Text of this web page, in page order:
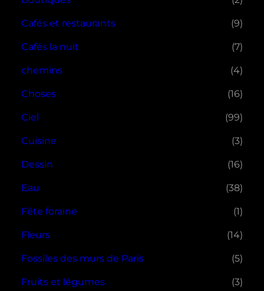
Cafés et restaurants (9)
Cafés la nuit (7)
chemins (4)
Choses (16)
Ciel (99)
Cuisine (3)
Dessin (16)
Eau (38)
Fête foraine (1)
Fleurs (14)
Fossiles des murs de Paris (5)
Fruits et légumes (3)